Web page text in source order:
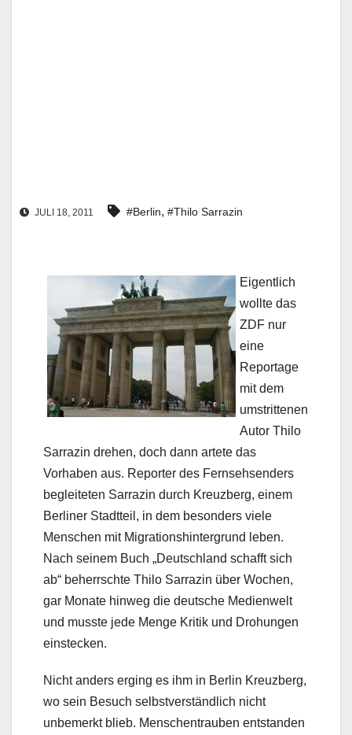
JULI 18, 2011 #Berlin, #Thilo Sarrazin
Eigentlich
wollte das
ZDF nur
eine
Reportage
mit dem
umstrittenen
Autor Thilo
Sarrazin drehen, doch dann artete das
Vorhaben aus. Reporter des Fernsehsenders
begleiteten Sarrazin durch Kreuzberg, einem
Berliner Stadtteil, in dem besonders viele
Menschen mit Migrationshintergrund leben.
Nach seinem Buch „Deutschland schafft sich
ab“ beherrschte Thilo Sarrazin über Wochen,
gar Monate hinweg die deutsche Medienwelt
und musste jede Menge Kritik und Drohungen
einstecken.
Nicht anders erging es ihm in Berlin Kreuzberg,
wo sein Besuch selbstverständlich nicht
unbemerkt blieb. Menschentrauben entstanden